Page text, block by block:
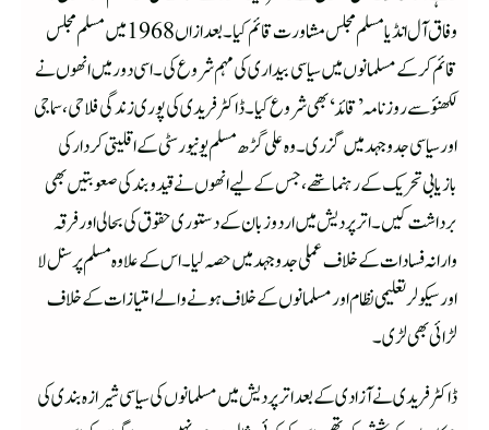
وفاق آل انڈیا مسلم مجلس مشاورت قائم کیا۔بعدازاں 1968میں مسلم مجلس
قائم کرکے مسلمانوں میں سیاسی بیداری کی مہم شروع کی۔ اسی دور میں انھوں نے
لکھنؤ سے روزنامہ ’قائد‘ بھی شروع کیا۔ ڈاکٹر فریدی کی پوری زندگی فلاحی، سماجی
اور سیاسی جدوجہد میں گزری۔ وہ علی گڑھ مسلم یونیورسٹی کے اقلیتی کردار کی
بازیابی تحریک کے رہنما تھے، جس کے لیے انھوں نے قید وبند کی صعوبتیں بھی
برداشت کیں۔ اترپردیش میں اردو زبان کے دستوری حقوق کی بحالی اور فرقہ
وارانہ فسادات کے خلاف عملی جدوجہد میں حصہ لیا۔ اس کے علاوہ مسلم پرسنل لا
اور سیکولر تعلیمی نظام اور مسلمانوں کے خلاف ہونے والے امتیازات کے خلاف
لڑائی بھی لڑی۔
ڈاکٹر فریدی نے آزادی کے بعد اترپردیش میں مسلمانوں کی سیاسی شیرازہ بندی کی